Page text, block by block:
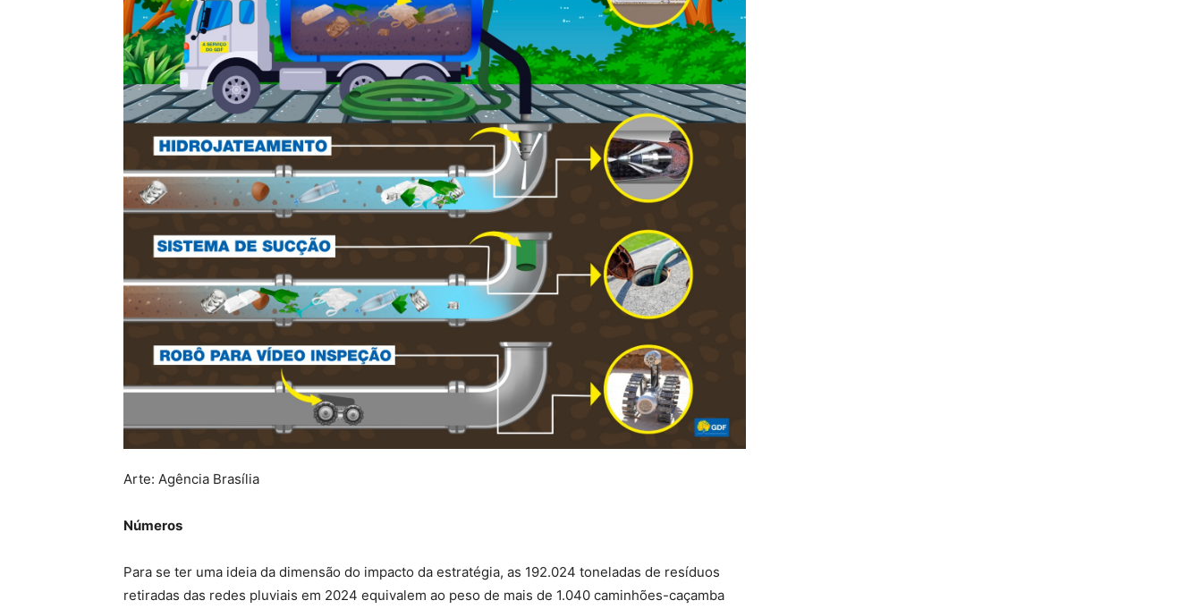
Arte: Agência Brasília
Números
Para se ter uma ideia da dimensão do impacto da estratégia, as 192.024 toneladas de resíduos
retiradas das redes pluviais em 2024 equivalem ao peso de mais de 1.040 caminhões-caçamba